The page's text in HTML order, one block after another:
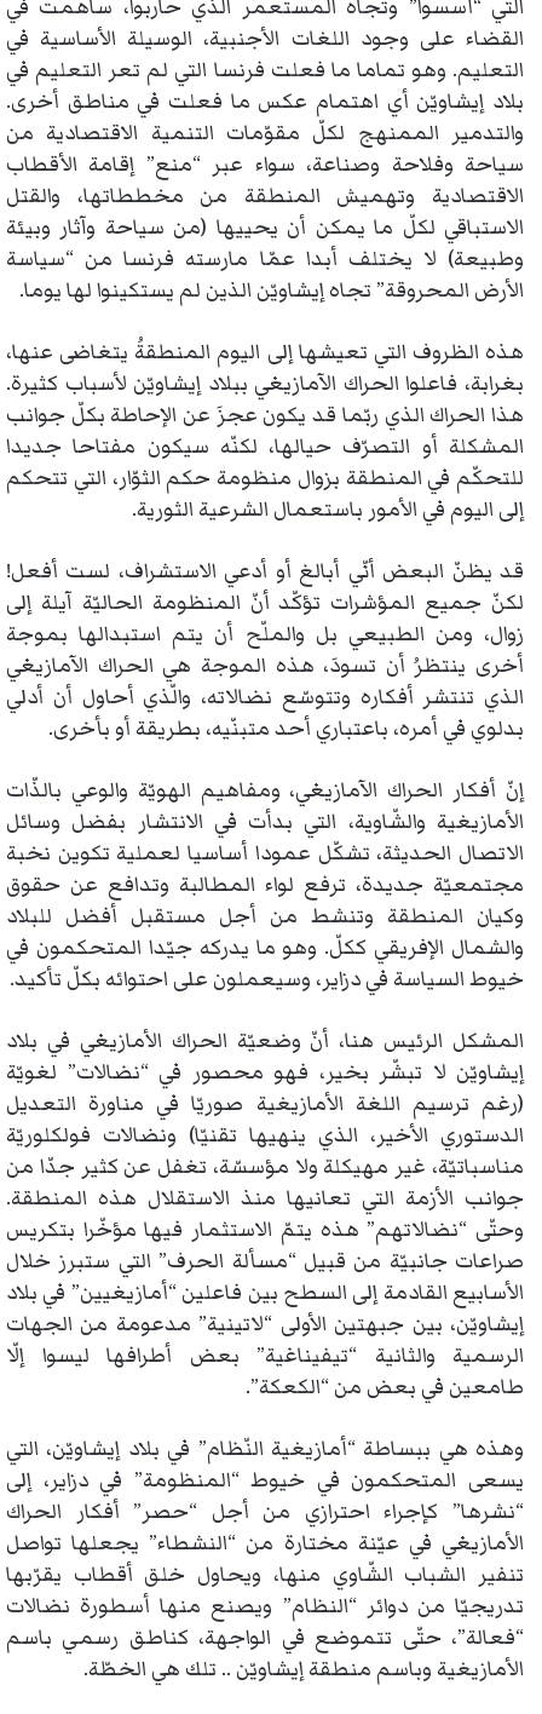
التي “أسسوا” وتجاه المستعمر الذي حاربوا، ساهمت في
القضاء على وجود اللغات الأجنبية، الوسيلة الأساسية في
التعليم. وهو تماما ما فعلت فرنسا التي لم تعر التعليم في
بلاد إيشاويّن أي اهتمام عكس ما فعلت في مناطق أخرى.
والتدمير الممنهج لكلّ مقوّمات التنمية الاقتصادية من
سياحة وفلاحة وصناعة، سواء عبر “منع” إقامة الأقطاب
الاقتصادية وتهميش المنطقة من مخططاتها، والقتل
الاستباقي لكلّ ما يمكن أن يحييها (من سياحة وآثار وبيئة
وطبيعة) لا يختلف أبدا عمّا مارسته فرنسا من “سياسة
الأرض المحروقة” تجاه إيشاويّن الذين لم يستكينوا لها يوما.
هذه الظروف التي تعيشها إلى اليوم المنطقةُ يتغاضى عنها،
بغرابة، فاعلوا الحراك الآمازيغي ببلاد إيشاويّن لأسباب كثيرة.
هذا الحراك الذي ربّما قد يكون عجزَ عن الإحاطة بكلّ جوانب
المشكلة أو التصرّف حيالها، لكنّه سيكون مفتاحا جديدا
للتحكّم في المنطقة بزوال منظومة حكم الثوّار، التي تتحكم
إلى اليوم في الأمور باستعمال الشرعية الثورية.
قد يظنّ البعض أنّي أبالغ أو أدعي الاستشراف، لست أفعل!
لكنّ جميع المؤشرات تؤكّد أنّ المنظومة الحاليّة آيلة إلى
زوال، ومن الطبيعي بل والملّح أن يتم استبدالها بموجة
أخرى ينتظرُ أن تسودَ، هذه الموجة هي الحراك الآمازيغي
الذي تنتشر أفكاره وتتوسّع نضالاته، والّذي أحاول أن أدلي
بدلوي في أمره، باعتباري أحد متبنّيه، بطريقة أو بأخرى.
إنّ أفكار الحراك الآمازيغي، ومفاهيم الهويّة والوعي بالذّات
الأمازيغية والشّاوية، التي بدأت في الانتشار بفضل وسائل
الاتصال الحديثة، تشكّل عمودا أساسيا لعملية تكوين نخبة
مجتمعيّة جديدة، ترفع لواء المطالبة وتدافع عن حقوق
وكيان المنطقة وتنشط من أجل مستقبل أفضل للبلاد
والشمال الإفريقي ككلّ. وهو ما يدركه جيّدا المتحكمون في
خيوط السياسة في دزاير، وسيعملون على احتوائه بكلّ تأكيد.
المشكل الرئيس هنا، أنّ وضعيّة الحراك الأمازيغي في بلاد
إيشاويّن لا تبشّر بخير، فهو محصور في “نضالات” لغويّة
(رغم ترسيم اللغة الأمازيغية صوريّا في مناورة التعديل
الدستوري الأخير، الذي ينهيها تقنيّا) ونضالات فولكلوريّة
مناسباتيّة، غير مهيكلة ولا مؤسسّة، تغفل عن كثير جدّا من
جوانب الأزمة التي تعانيها منذ الاستقلال هذه المنطقة.
وحتّى “نضالاتهم” هذه يتمّ الاستثمار فيها مؤخّرا بتكريس
صراعات جانبيّة من قبيل “مسألة الحرف” التي ستبرز خلال
الأسابيع القادمة إلى السطح بين فاعلين “أمازيغيين” في بلاد
إيشاويّن، بين جبهتين الأولى “لاتينية” مدعومة من الجهات
الرسمية والثانية “تيفيناغية” بعض أطرافها ليسوا إلّا
طامعين في بعض من “الكعكة”.
وهذه هي ببساطة “أمازيغية النّظام” في بلاد إيشاويّن، التي
يسعى المتحكمون في خيوط “المنظومة” في دزاير، إلى
“نشرها” كإجراء احترازي من أجل “حصر” أفكار الحراك
الأمازيغي في عيّنة مختارة من “النشطاء” يجعلها تواصل
تنفير الشباب الشّاوي منها، ويحاول خلق أقطاب يقرّبها
تدريجيّا من دوائر “النظام” ويصنع منها أسطورة نضالات
“فعالة”، حتّى تتموضع في الواجهة، كناطق رسمي باسم
الأمازيغية وباسم منطقة إيشاويّن .. تلك هي الخطّة.